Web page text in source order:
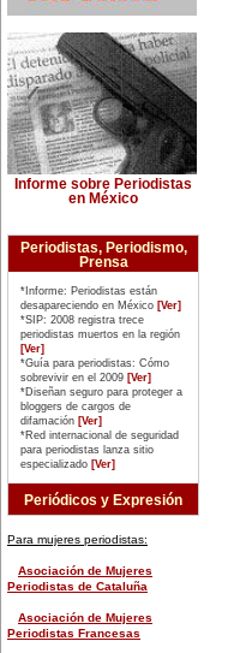
Matilde Montoya (1857-1938). Fue
título de médica cirujana en 1887.
16 de marzo:
La pacifista estadounidense
Rachel Corrie es arrollada (2003)
por una excavadora militar en
Gaza, cuando actuaba como
'escudo humano' para impedir la
demolición de la casa de un
médico de la localidad de Rafah.
19 de marzo:
La Alta Comisionada para los
su retiro del cargo (2002), luego
de conocerse las presiones del
gobierno de Estados Unidos para
que dejara el cargo, por
considerarla una persona
'molesta' para sus intereses.
20 de marzo:
La escritora estadounidense
Harriet Beecher-Stowe (1811-
1896), publica 'La Cabaña del Tío
Tom' (1852), novela que se
convierte en el manifiesto
antiesclavista de su época.
21 de marzo:
Día Internacional de la Eliminación
de la Discriminación Racial.
23 de marzo:
Nace en Iquique, Chile, Elena
emblemática del feminismo
28 de marzo:
-Nace Teresa de Ávila (1515-
Teresa de Jesús, y una de las
grandes místicas de su época.
Informe sobre Periodistas
en México
Periodistas, Periodismo,
Prensa
*Informe: Periodistas están
desapareciendo en México [Ver]
*SIP: 2008 registra trece
periodistas muertos en la región
[Ver]
*Guía para periodistas: Cómo
sobrevivir en el 2009 [Ver]
*Diseñan seguro para proteger a
bloggers de cargos de
difamación [Ver]
*Red internacional de seguridad
para periodistas lanza sitio
especializado [Ver]
Periódicos y Expresión
Para mujeres periodistas:
Asociación de Mujeres
Periodistas de Cataluña
Asociación de Mujeres
Periodistas Francesas